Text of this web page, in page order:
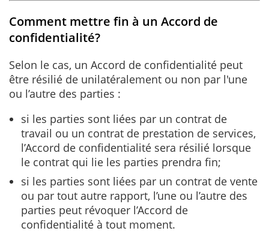
Comment mettre fin à un Accord de
confidentialité?
Selon le cas, un Accord de confidentialité peut
être résilié de unilatéralement ou non par l'une
ou l’autre des parties :
si les parties sont liées par un contrat de
travail ou un contrat de prestation de services,
l’Accord de confidentialité sera résilié lorsque
le contrat qui lie les parties prendra fin;
si les parties sont liées par un contrat de vente
ou par tout autre rapport, l’une ou l’autre des
parties peut révoquer l’Accord de
confidentialité à tout moment.